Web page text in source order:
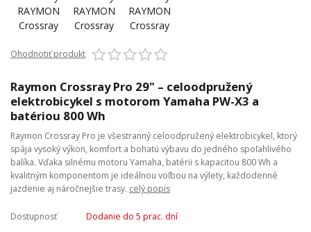
Ohodnotiť produkt
Raymon Crossray Pro 29" – celoodpružený
elektrobicykel s motorom Yamaha PW-X3 a
batériou 800 Wh
Raymon Crossray Pro je všestranný celoodpružený elektrobicykel, ktorý
spája vysoký výkon, komfort a bohatú výbavu do jedného spoľahlivého
balíka. Vďaka silnému motoru Yamaha, batérii s kapacitou 800 Wh a
kvalitným komponentom je ideálnou voľbou na výlety, každodenné
jazdenie aj náročnejšie trasy. celý popis
Dostupnosť
Dodanie do 5 prac. dní